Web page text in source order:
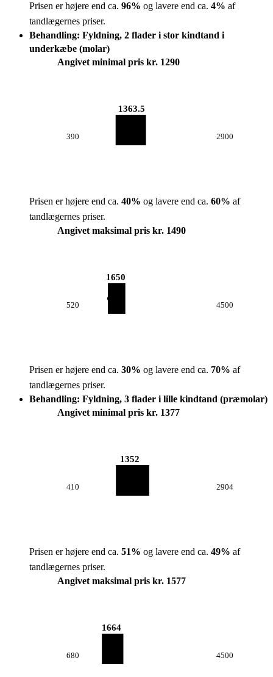
Prisen er højere end ca. 96% og lavere end ca. 4% af
tandlægernes priser.
Behandling: Fyldning, 2 flader i stor kindtand i
underkæbe (molar)
Angivet minimal pris kr. 1290
390
1363.5
2900
Prisen er højere end ca. 40% og lavere end ca. 60% af
tandlægernes priser.
Angivet maksimal pris kr. 1490
520
1650
4500
Prisen er højere end ca. 30% og lavere end ca. 70% af
tandlægernes priser.
Behandling: Fyldning, 3 flader i lille kindtand (præmolar)
Angivet minimal pris kr. 1377
410
1352
2904
Prisen er højere end ca. 51% og lavere end ca. 49% af
tandlægernes priser.
Angivet maksimal pris kr. 1577
680
1664
4500